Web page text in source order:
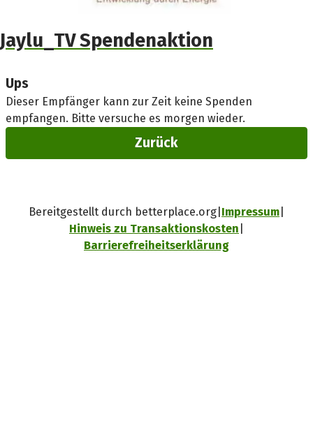
Jaylu_TV Spendenaktion
Ups
Dieser Empfänger kann zur Zeit keine Spenden
empfangen. Bitte versuche es morgen wieder.
Zurück
Bereitgestellt durch betterplace.org Impressum
Hinweis zu Transaktionskosten
Barrierefreiheitserklärung